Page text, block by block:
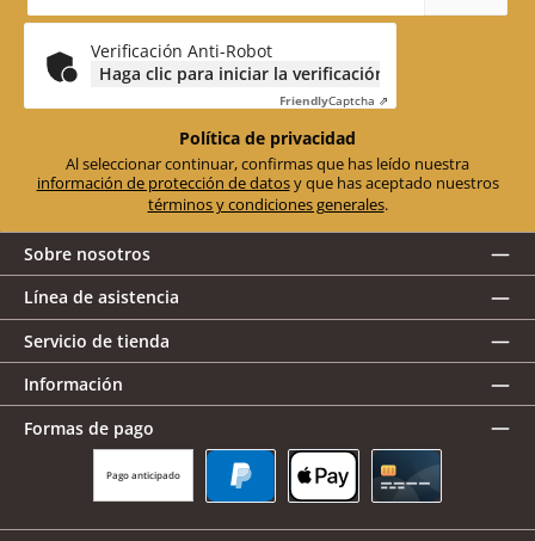
electrónico
Verificación Anti-Robot
Haga clic para iniciar la verificación
FriendlyCaptcha ⇗
Política de privacidad
información de protección de datos
y que has aceptado nuestros
términos y condiciones generales.
Sobre nosotros
Línea de asistencia
Servicio de tienda
Información
Formas de pago
Pago anticipado